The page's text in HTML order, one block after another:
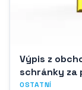
Výpis z
schránky za
OSTATNÍ